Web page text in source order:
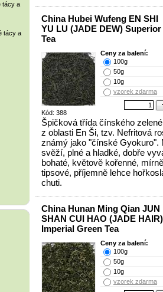
tácy a
tácy a
China Hubei Wufeng EN SHI
YU LU (JADE DEW)
Tea
Kód: 388
Ceny za balení:
100g
50g
10g
vzorek zdarma
Špičková třída čínského
z oblasti En Ši, tzv. Nefritová
známý jako "čínské Gyokuro".
svěží, plné a hladké, dobře
bohaté, květově kořenné, mírně
tipsové, příjemně lehce
chuti.
China Hunan Ming Qian JUN
SHAN CUI HAO (JADE HAIR)
Imperial Green Tea
Ceny za balení:
100g
50g
10g
vzorek zdarma